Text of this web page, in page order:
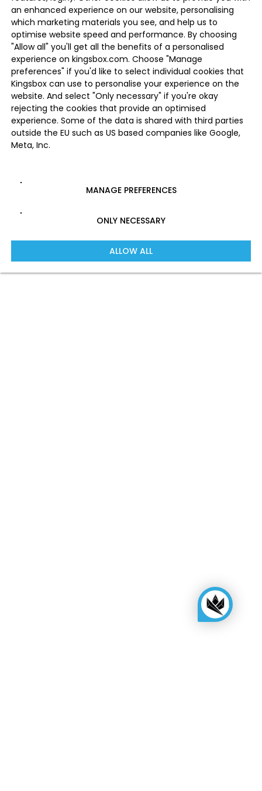
an enhanced experience on our website, personalising
which marketing materials you see, and help us to
optimise website speed and performance. By choosing
"Allow all" you'll get all the benefits of a personalised
experience on kingsbox.com. Choose "Manage
preferences" if you'd like to select individual cookies that
Kingsbox can use to personalise your experience on the
website. And select "Only necessary" if you're okay
rejecting the cookies that provide an optimised
experience. Some of the data is shared with third parties
outside the EU such as US based companies like Google,
Meta, Inc.
MANAGE PREFERENCES
ONLY NECESSARY
ALLOW ALL